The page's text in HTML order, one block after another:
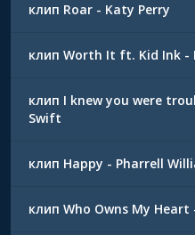
клип Roar - Katy Perry
клип Worth It ft. Kid Ink -
клип I knew you were
Swift
клип Happy - Pharrell
клип Who Owns My Heart